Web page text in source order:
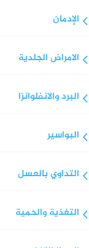
الإدمان
الامراض الجلدية
البرد والانفلوانزا
البواسير
التداوي بالعسل
التغذية والحمية